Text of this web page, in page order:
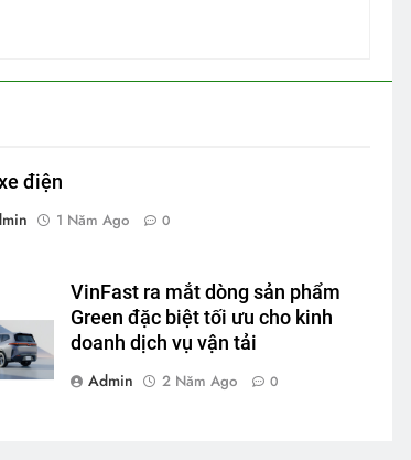
điện
1 Năm Ago 0
VinFast ra mắt dòng sản phẩm
Green đặc biệt tối ưu cho kinh
doanh dịch vụ vận tải
Admin
2 Năm Ago 0